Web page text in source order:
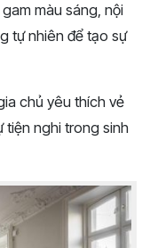
màu sáng, nội
tự nhiên để tạo sự
chủ yêu thích vẻ
tiện nghi trong sinh